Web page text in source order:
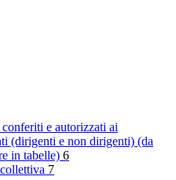
e autorizzati ai
(dirigenti e non dirigenti) (da
in tabelle) 6
7